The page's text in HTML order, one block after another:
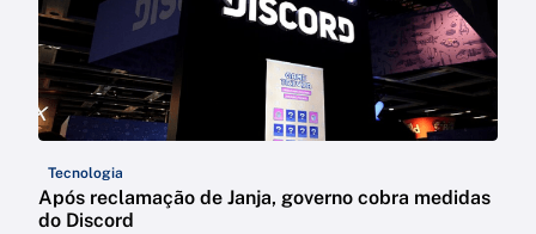
Tecnologia
Após reclamação de Janja, governo cobra medidas
do Discord